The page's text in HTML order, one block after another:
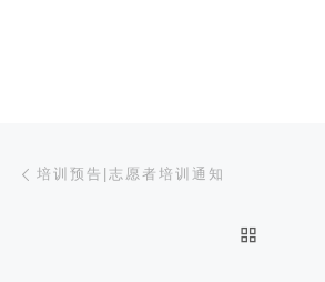
文章导航
培训预告|志愿者培训通知